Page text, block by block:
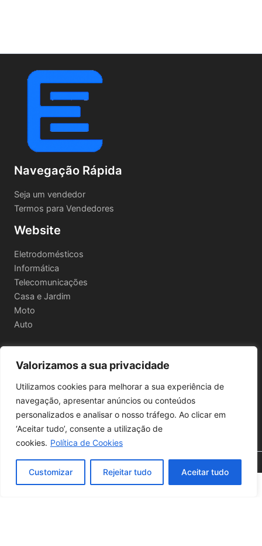
Valorizamos a sua privacidade
Utilizamos cookies para melhorar a sua experiência de
navegação, apresentar anúncios ou conteúdos
personalizados e analisar o nosso tráfego. Ao clicar em
‘Aceitar tudo’, consente a utilização de
cookies. Política de Cookies
Customizar Rejeitar tudo Aceitar tudo
Navegação Rápida
Seja um vendedor
Termos para Vendedores
Website
Eletrodomésticos
Informática
Telecomunicações
Casa e Jardim
Moto
Auto
Informações Legais
Política de privacidade
Termos e Condições
Política de Envio e Devoluções
Copyright © 2026 | Powered byAstra WordPress Theme